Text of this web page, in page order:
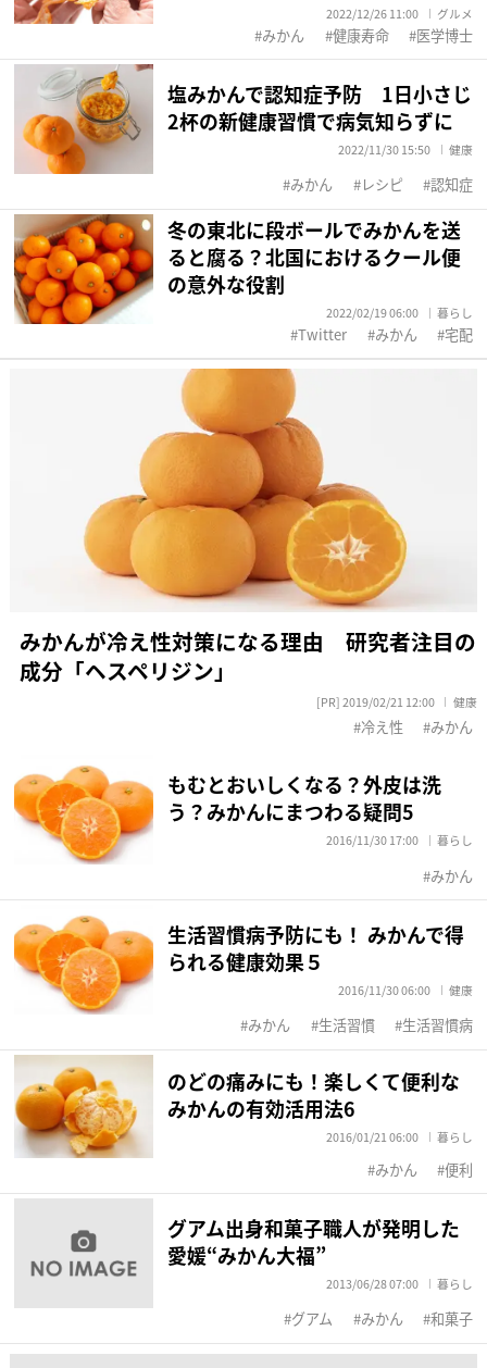
2022/12/26 11:00 グルメ
みかん 健康寿命 医学博士
塩みかんで認知症予防 1日小さじ
2杯の新健康習慣で病気知らずに
2022/11/30 15:50 健康
みかん レシピ 認知症
冬の東北に段ボールでみかんを送
ると腐る？北国におけるクール便
の意外な役割
2022/02/19 06:00 暮らし
Twitter みかん 宅配
みかんが冷え性対策になる理由 研究者注目の
成分「ヘスペリジン」
[PR] 2019/02/21 12:00 健康
冷え性 みかん
もむとおいしくなる？外皮は洗
う？みかんにまつわる疑問5
2016/11/30 17:00 暮らし
みかん
生活習慣病予防にも！ みかんで得
られる健康効果５
2016/11/30 06:00 健康
みかん 生活習慣 生活習慣病
のどの痛みにも！楽しくて便利な
みかんの有効活用法6
2016/01/21 06:00 暮らし
みかん 便利
グアム出身和菓子職人が発明した
愛媛“みかん大福”
2013/06/28 07:00 暮らし
グアム みかん 和菓子